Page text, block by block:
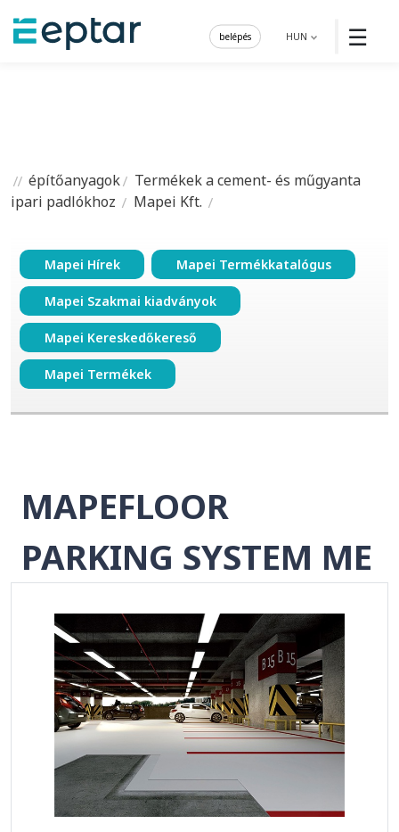
☰
HUN
belépés
építőanyagok
Termékek a cement- és műgyanta
ipari padlókhoz
Mapei Kft.
Mapei Hírek Mapei Termékkatalógus
Mapei Szakmai kiadványok
Mapei Kereskedőkereső
Mapei Termékek
MAPEFLOOR
PARKING SYSTEM ME